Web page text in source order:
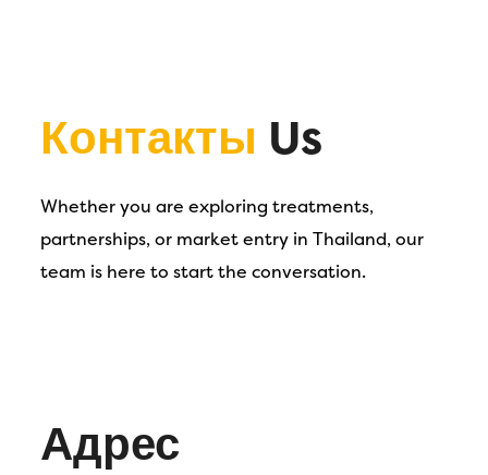
Контакты Us
Whether you are exploring treatments,
partnerships, or market entry in Thailand, our
team is here to start the conversation.
Адрес